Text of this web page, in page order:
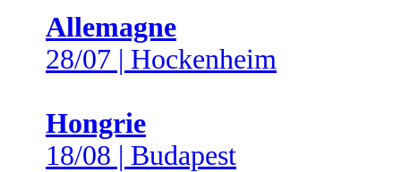
Allemagne
28/07 | Hockenheim
Hongrie
18/08 | Budapest